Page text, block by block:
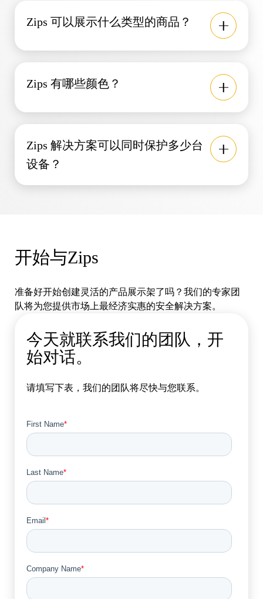
Zips 可以展示什么类型的商品？
Zips 有哪些颜色？
Zips 解决方案可以同时保护多少台
设备？
开始与Zips
准备好开始创建灵活的产品展示架了吗？我们的专家团
队将为您提供市场上最经济实惠的安全解决方案。
今天就联系我们的团队，开
始对话。
请填写下表，我们的团队将尽快与您联系。